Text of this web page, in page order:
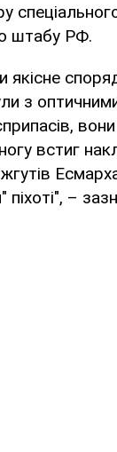
штабу РФ.
якісне
з
встиг
піхоті", –